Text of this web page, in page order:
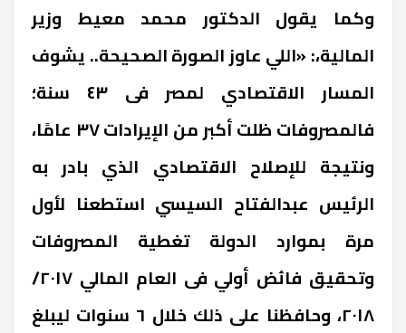
وكما يقول الدكتور محمد معيط وزير
المالية،: «اللي عاوز الصورة الصحيحة.. يشوف
المسار الاقتصادي لمصر فى ٤٣ سنة؛
فالمصروفات ظلت أكبر من الإيرادات ٣٧ عامًا،
ونتيجة للإصلاح الاقتصادي الذي بادر به
الرئيس عبدالفتاح السيسي استطعنا لأول
مرة بموارد الدولة تغطية المصروفات
وتحقيق فائض أولي فى العام المالي ٢٠١٧/
٢٠١٨، وحافظنا على ذلك خلال ٦ سنوات ليبلغ